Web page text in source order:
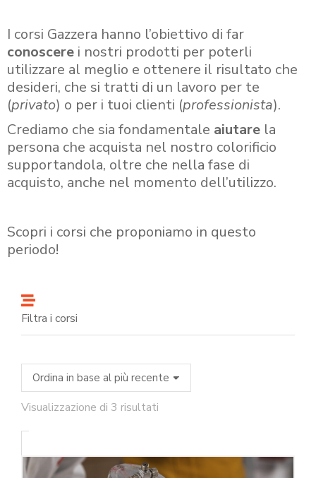
I corsi Gazzera hanno l’obiettivo di far
conoscere i nostri prodotti per poterli
utilizzare al meglio e ottenere il risultato che
desideri, che si tratti di un lavoro per te
(privato) o per i tuoi clienti (professionista).
Crediamo che sia fondamentale aiutare la
persona che acquista nel nostro colorificio
supportandola, oltre che nella fase di
acquisto, anche nel momento dell’utilizzo.
Scopri i corsi che proponiamo in questo
periodo!
Filtra i corsi
Visualizzazione di 3 risultati